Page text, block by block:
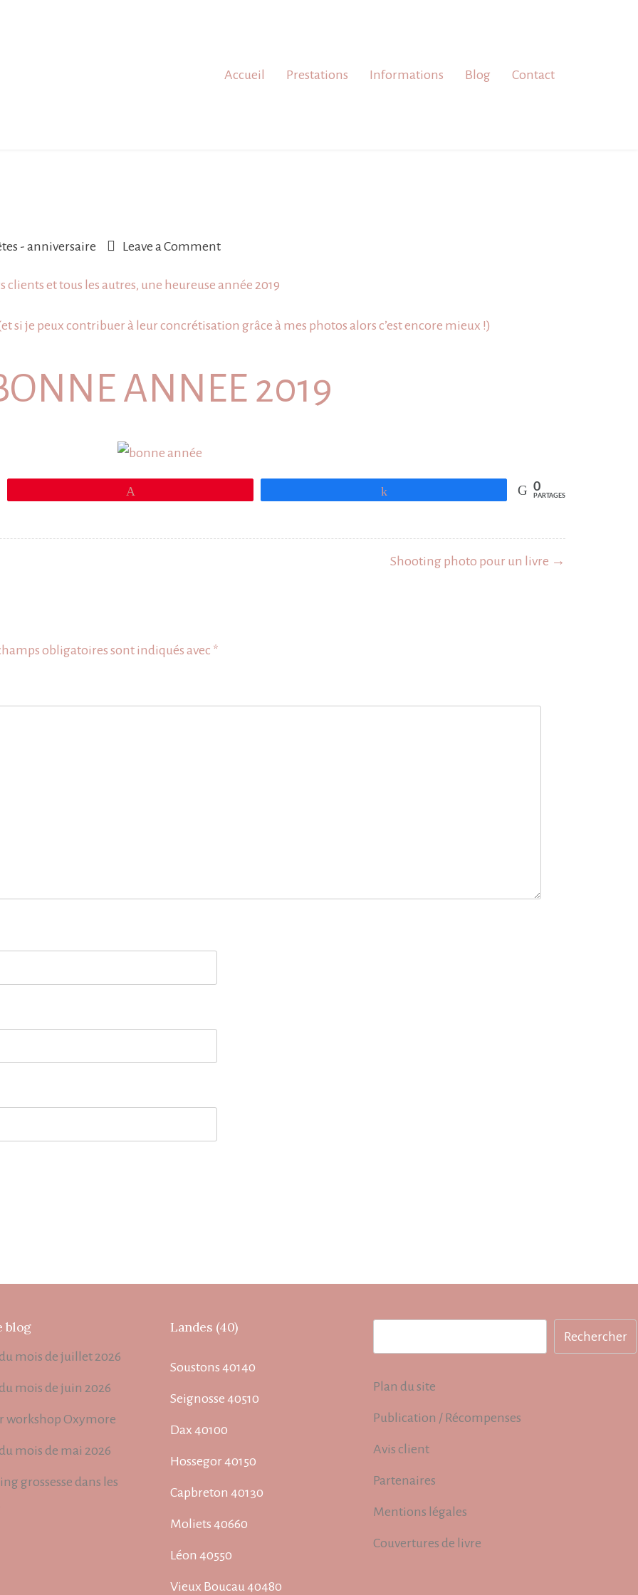
Accueil
Prestations Informations Blog Contact
- anniversaire Leave a Commenton
Année
clients et tous les autres, une heureuse année 2019
si je peux contribuer à leur concrétisation grâce à mes photos alors c’est encore mieux !)
ANNEE 2019
0
PARTAGES
Shooting photo pour un livre →
obligatoires sont indiqués avec *
blog
mois de juillet 2026
mois de juin 2026
workshop Oxymore
mois de mai 2026
grossesse dans les
Landes (40)
Soustons 40140
Seignosse 40510
Dax 40100
Hossegor 40150
Capbreton 40130
Moliets 40660
Léon 40550
Vieux Boucau 40480
Rechercher
Plan du site
Publication / Récompenses
Avis client
Partenaires
Mentions légales
Couvertures de livre